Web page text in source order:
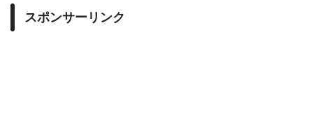
スポンサーリンク